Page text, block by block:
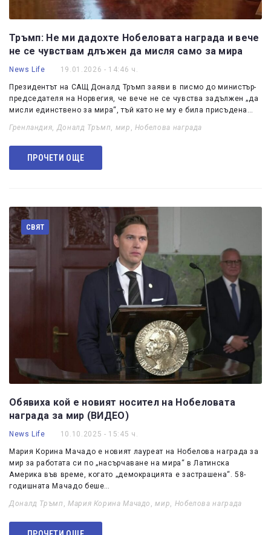
Тръмп: Не ми дадохте Нобеловата награда и вече
не се чувствам длъжен да мисля само за мира
News Life 19.01.2026 - 14:46 ч.
Президентът на САЩ Доналд Тръмп заяви в писмо до министър-
председателя на Норвегия, че вече не се чувства задължен „да
мисли единствено за мира“, тъй като не му е била присъдена…
Гренландия, Доналд Тръмп, мир , Нобелова награда
ПРОЧЕТИ ОЩЕ
СВЯТ
Обявиха кой е новият носител на Нобеловата
награда за мир (ВИДЕО)
News Life 10.10.2025 - 15:45 ч.
Мария Корина Мачадо е новият лауреат на Нобелова награда за
мир за работата си по „насърчаване на мира“ в Латинска
Америка във време, когато „демокрацията е застрашена“. 58-
годишната Мачадо беше…
Доналд Тръмп , Мария Корина Мачадо ,мир, Нобелова награда